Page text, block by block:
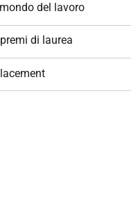
del lavoro
di laurea